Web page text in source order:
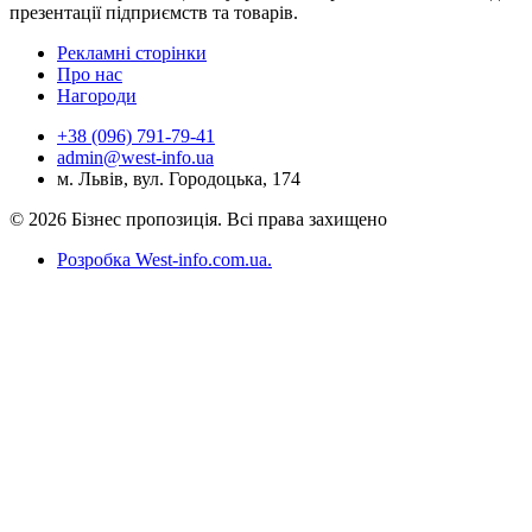
презентації підприємств та товарів.
Рекламні сторінки
Про нас
Нагороди
+38 (096) 791-79-41
admin@west-info.ua
м. Львів, вул. Городоцька, 174
© 2026 Бізнес пропозиція. Всі права захищено
Розробка West-info.com.ua.